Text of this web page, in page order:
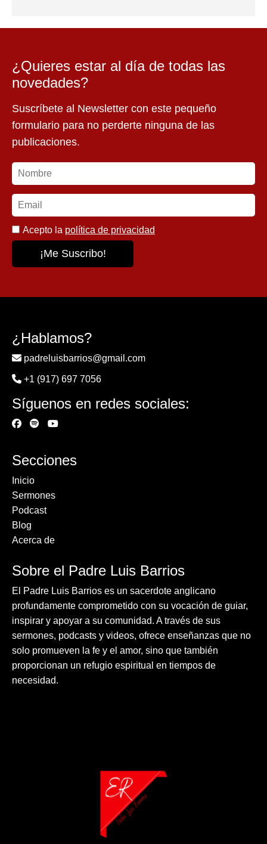
¿Quieres estar al día de todas las
novedades?
Suscríbete al Newsletter con este pequeño
formulario para no perderte ninguna de las
publicaciones.
Acepto la política de privacidad
¿Hablamos?
padreluisbarrios@gmail.com
+1 (917) 697 7056
Síguenos en redes sociales:
Secciones
Inicio
Sermones
Podcast
Blog
Acerca de
Sobre el Padre Luis Barrios
El Padre Luis Barrios es un sacerdote anglicano
profundamente comprometido con su vocación de guiar,
inspirar y apoyar a su comunidad. A través de sus
sermones, podcasts y videos, ofrece enseñanzas que no
solo promueven la fe y el amor, sino que también
proporcionan un refugio espiritual en tiempos de
necesidad.